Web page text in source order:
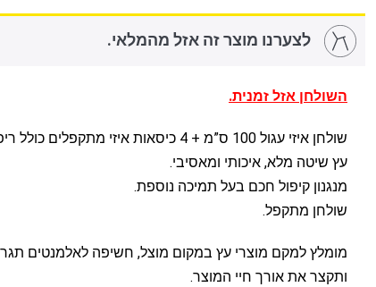
לצערנו מוצר זה אזל מהמלאי.
השולחן אזל זמנית.
שולחן איזי עגול 100 ס”מ + 4 כיסאות איזי מתקפלים כולל ריפוד.
עץ שיטה מלא, איכותי ומאסיבי.
מנגנון קיפול חכם בעל תמיכה נוספת.
שולחן מתקפל.
מומלץ למקם מוצרי עץ במקום מוצל, חשיפה לאלמנטים
ותקצר את אורך חיי המוצר.